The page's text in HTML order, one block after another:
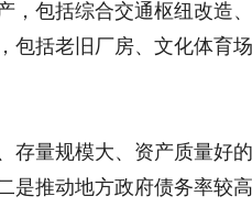
包括综合交通枢纽改造
括老旧厂房、文化体育
存量规模大、资产质量好
推动地方政府债务率较